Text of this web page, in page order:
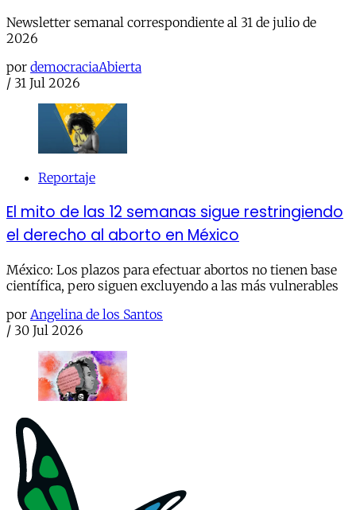
Newsletter semanal correspondiente al 31 de julio de
2026
por democraciaAbierta
/ 31 Jul 2026
Reportaje
El mito de las 12 semanas sigue restringiendo
el derecho al aborto en México
México: Los plazos para efectuar abortos no tienen base
científica, pero siguen excluyendo a las más vulnerables
por Angelina de los Santos
/ 30 Jul 2026